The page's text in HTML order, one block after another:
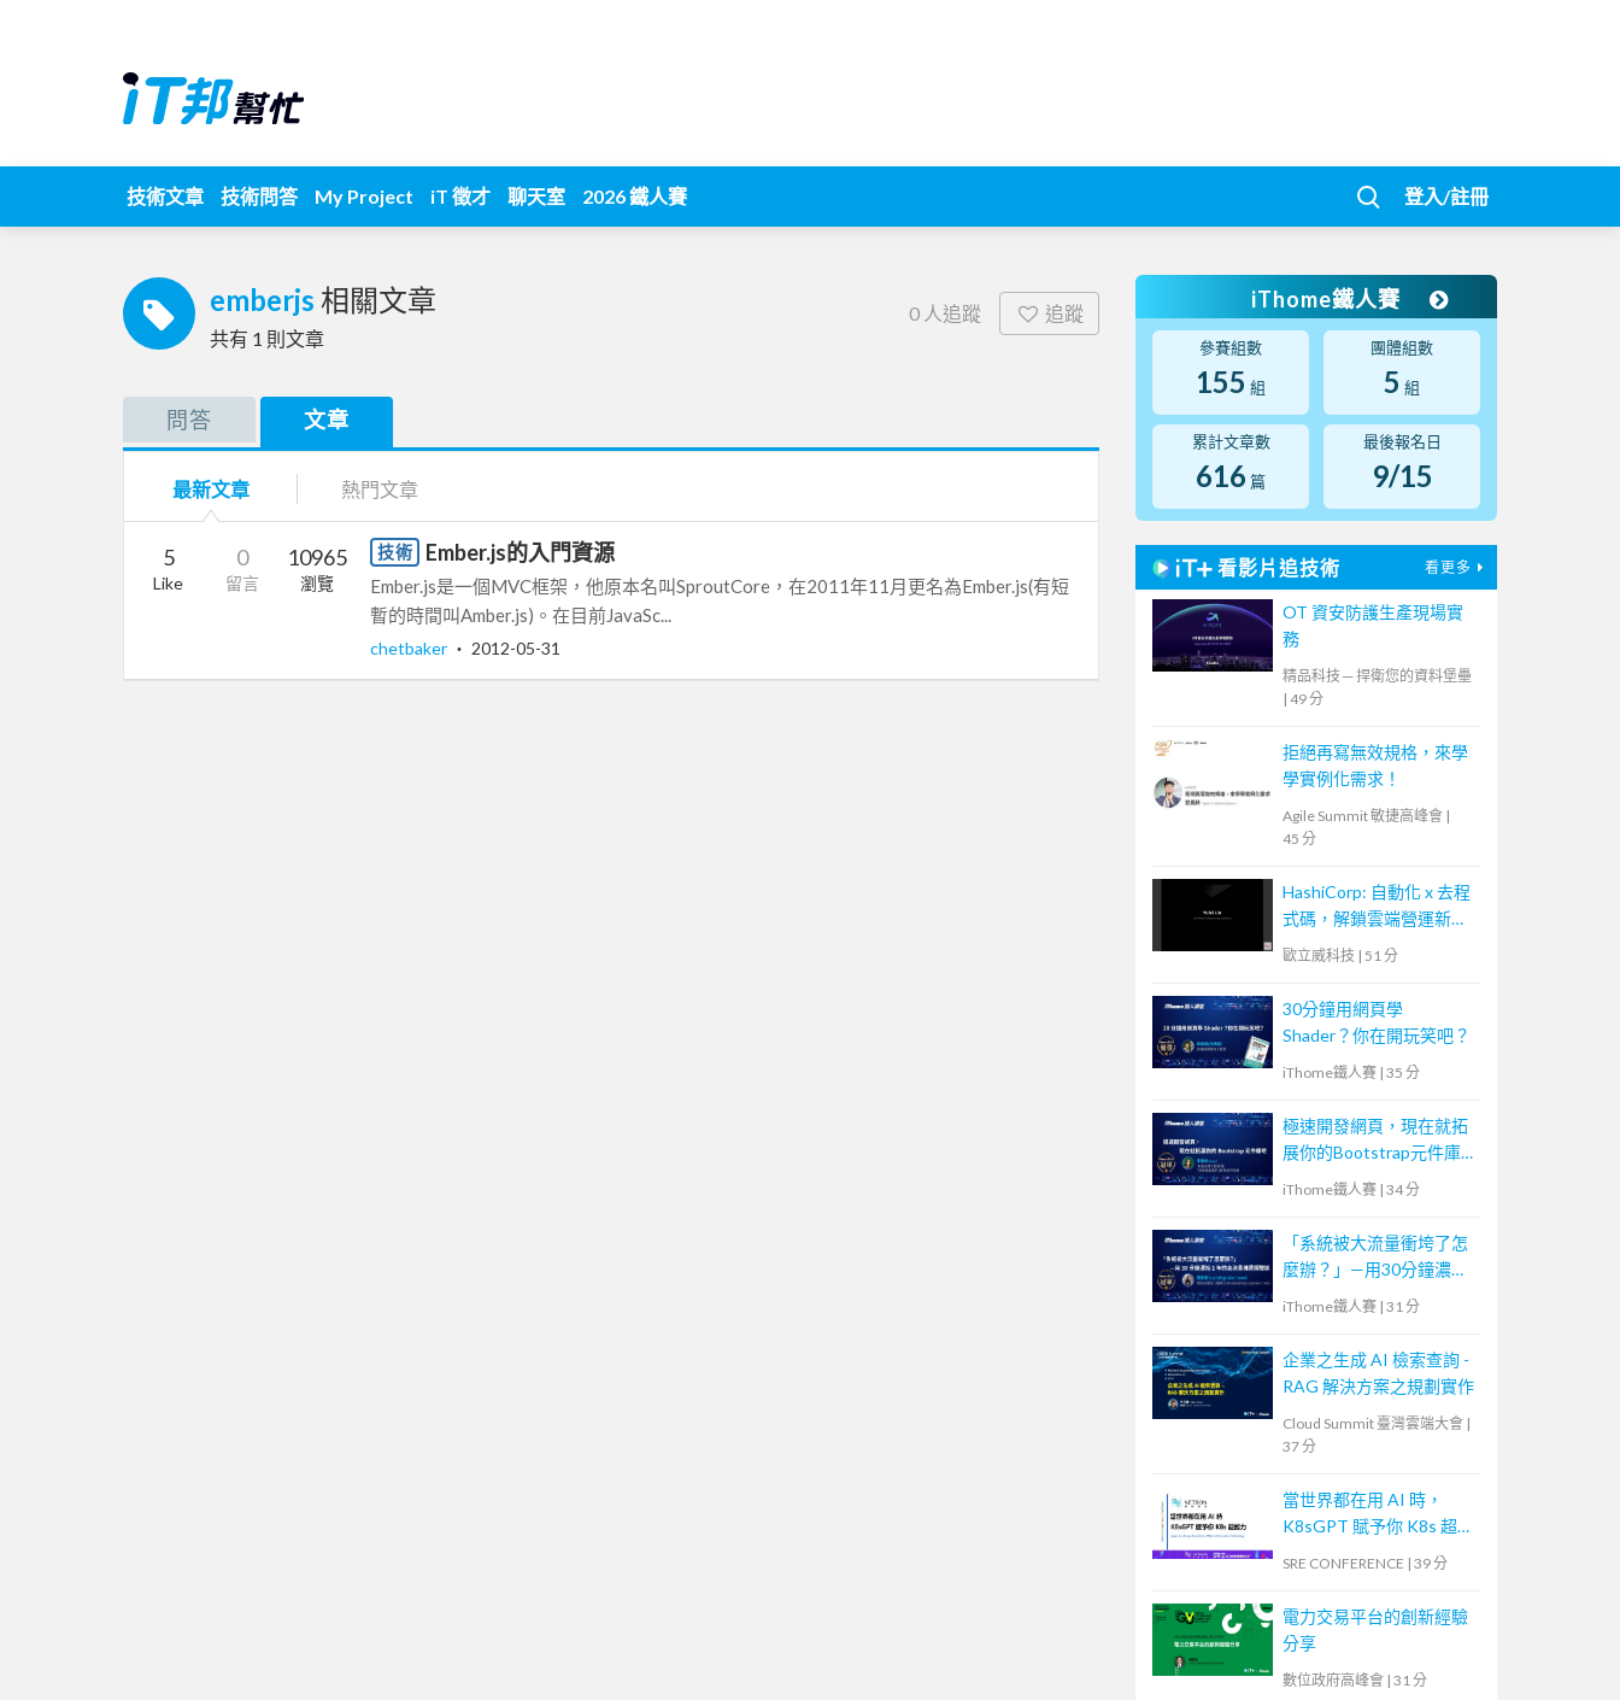
技術文章 技術問答 My Project iT 徵才 聊天室 2026 鐵人賽 登入/註冊
emberjs 相關文章
共有 1 則文章
0 人追蹤 追蹤
問答 文章
最新文章 熱門文章
5
Like
0
留言
10965
瀏覽
技術 Ember.js的入門資源
Ember.js是一個MVC框架，他原本名叫SproutCore，在2011年11月更名為Ember.js(有短
暫的時間叫Amber.js)。在目前JavaSc...
chetbaker ‧ 2012-05-31
iThome鐵人賽
參賽組數
155 組
團體組數
5 組
累計文章數
616 篇
最後報名日
9/15
看影片追技術 看更多
OT 資安防護生產現場實
務
精品科技 ─ 捍衛您的資料堡壘
| 49 分
拒絕再寫無效規格，來學
學實例化需求！
Agile Summit 敏捷高峰會 |
45 分
HashiCorp: 自動化 x 去程
式碼，解鎖雲端營運新模
式
歐立威科技 | 51 分
30分鐘用網頁學
Shader？你在開玩笑吧？
iThome鐵人賽 | 35 分
極速開發網頁，現在就拓
展你的Bootstrap元件庫
iThome鐵人賽 | 34 分
「系統被大流量衝垮了怎
麼辦？」—用30分鐘濃縮
1年的高流量維運經驗談
iThome鐵人賽 | 31 分
企業之生成 AI 檢索查詢 -
RAG 解決方案之規劃實作
Cloud Summit 臺灣雲端大會 |
37 分
當世界都在用 AI 時，
K8sGPT 賦予你 K8s 超能
SRE CONFERENCE | 39 分
電力交易平台的創新經驗
分享
數位政府高峰會 | 31 分